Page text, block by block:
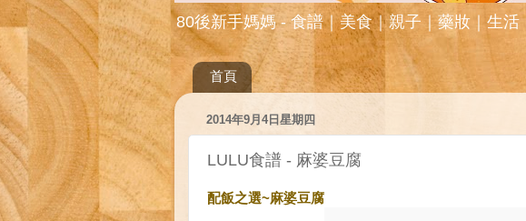
80後新手媽媽 - 食譜｜美食｜親子｜藥妝｜生活
首頁
2014年9月4日星期四
LULU食譜 - 麻婆豆腐
配飯之選~麻婆豆腐